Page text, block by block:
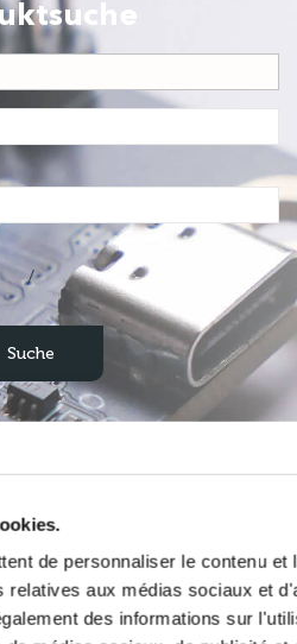
de personnaliser le contenu et
relatives aux médias sociaux et
des informations sur
/
von Milexia direkt in Ihren